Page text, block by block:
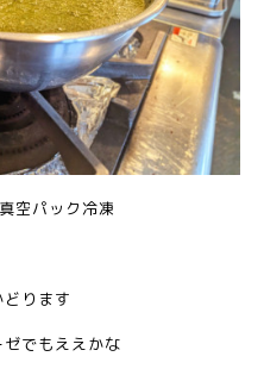
空パック冷凍
ります
でもええかな